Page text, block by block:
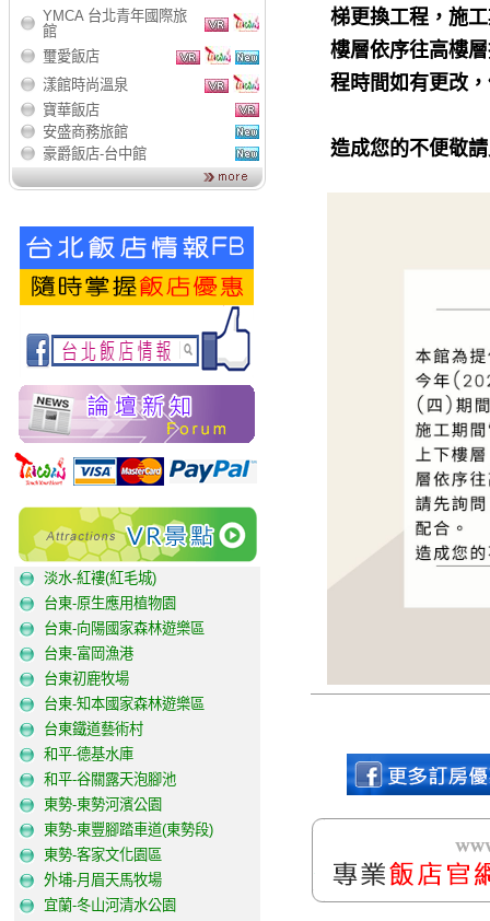
YMCA 台北青年國際旅
館
璽愛飯店
漾館時尚溫泉
寶華飯店
安盛商務旅館
豪爵飯店-台中館
淡水-紅褸(紅毛城)
台東-原生應用植物園
台東-向陽國家森林遊樂區
台東-富岡漁港
台東初鹿牧場
台東-知本國家森林遊樂區
台東鐵道藝術村
和平-德基水庫
和平-谷關露天泡腳池
東勢-東勢河濱公園
東勢-東豐腳踏車道(東勢段)
東勢-客家文化園區
外埔-月眉天馬牧場
宜蘭-冬山河清水公園
梯更換工程，施
樓層依序往高樓
程時間如有更改
造成您的不便敬